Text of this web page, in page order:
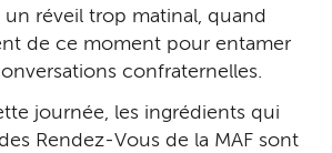
réveil trop matinal, quand
de ce moment pour entamer
confraternelles.
journée, les ingrédients qui
Rendez-Vous de la MAF sont